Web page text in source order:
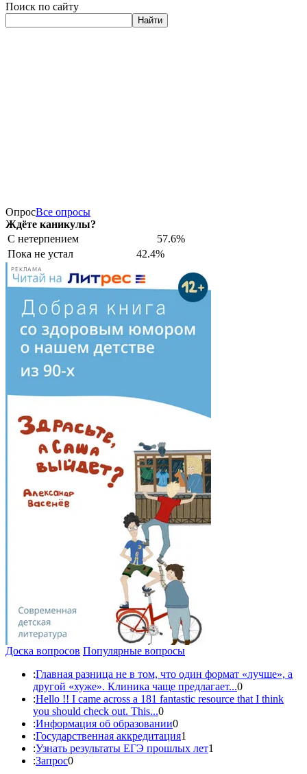
Поиск по сайту
Найти
ОпросВсе опросы
Ждёте каникулы?
С нетерпением
57.6%
Пока не устал
42.4%
РЕКЛАМА
Доска вопросов Популярные вопросы
:Главная разница не в том, что один формат «лучше», а
другой «хуже». Клиника чаще предлагает...0
:Hello !! I came across a 181 fantastic resource that I think
you should check out. This...0
:Информация об образовании0
:Государственная аккредитация1
:Узнать результаты ЕГЭ прошлых лет1
:Запрос0